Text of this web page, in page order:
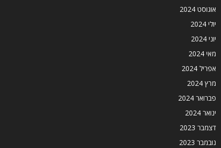
אוגוסט 2024
יולי 2024
יוני 2024
מאי 2024
אפריל 2024
מרץ 2024
פברואר 2024
ינואר 2024
דצמבר 2023
נובמבר 2023